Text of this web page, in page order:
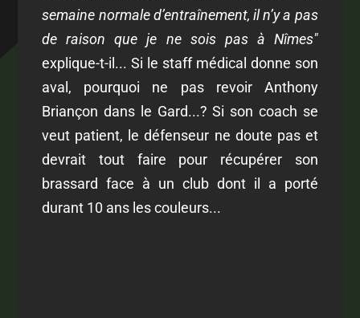
semaine normale d’entraînement, il n’y a pas
de raison que je ne sois pas à Nîmes"
explique-t-il... Si le staff médical donne son
aval, pourquoi ne pas revoir Anthony
Briançon dans le Gard...? Si son coach se
veut patient, le défenseur ne doute pas et
devrait tout faire pour récupérer son
brassard face à un club dont il a porté
durant 10 ans les couleurs...